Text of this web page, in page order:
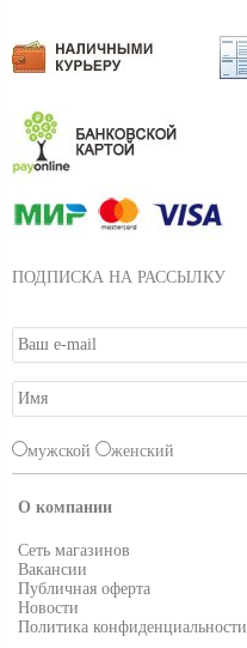
ПОДПИСКА НА РАССЫЛКУ
мужской женский
О компании
Сеть магазинов
Вакансии
Публичная оферта
Новости
Политика конфиденциальности